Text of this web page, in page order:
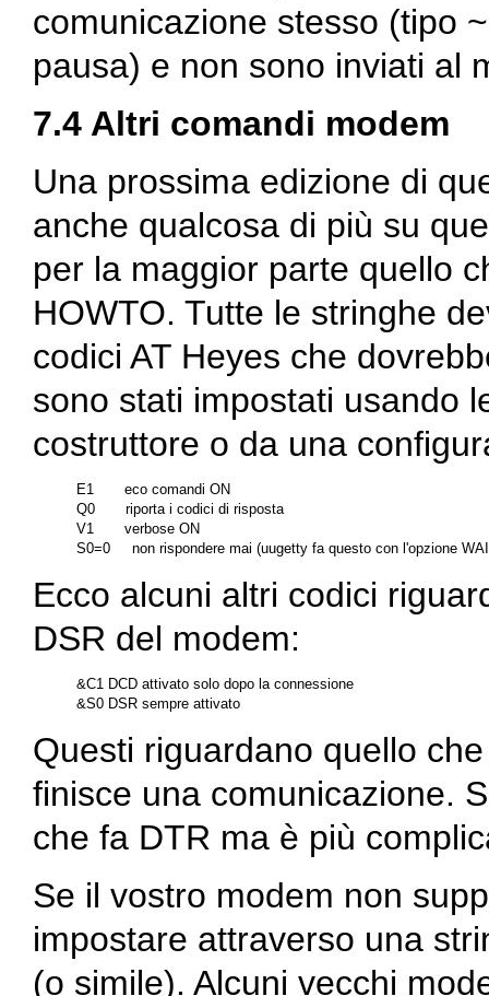
comunicazione stesso (tipo
pausa) e non sono inviati al
7.4 Altri comandi modem
Una prossima edizione di
anche qualcosa di più su
per la maggior parte quello
HOWTO. Tutte le stringhe
codici AT Heyes che
sono stati impostati usando
costruttore o da una
E1       eco comandi ON
Q0       riporta i codici di risposta
V1       verbose ON
Ecco alcuni altri codici
DSR del modem:
&C1 DCD attivato solo dopo la connessione
Questi riguardano quello
finisce una comunicazione.
che fa DTR ma è più
Se il vostro modem non
impostare attraverso una
(o simile). Alcuni vecchi